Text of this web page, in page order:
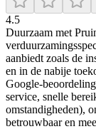
4.5
Duurzaam met
aanbiedt zoals de
en in de nabije
service, snelle
omstandigheden),
betrouwbaar en